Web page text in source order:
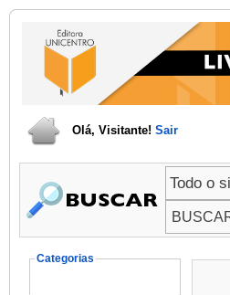
Olá, Visitante! Sair
Categorias